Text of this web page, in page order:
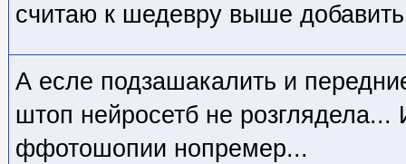
считаю к шедевру выше добавить
А есле подзашакалить и
штоп нейросетб не
ффотошопии нопремер...